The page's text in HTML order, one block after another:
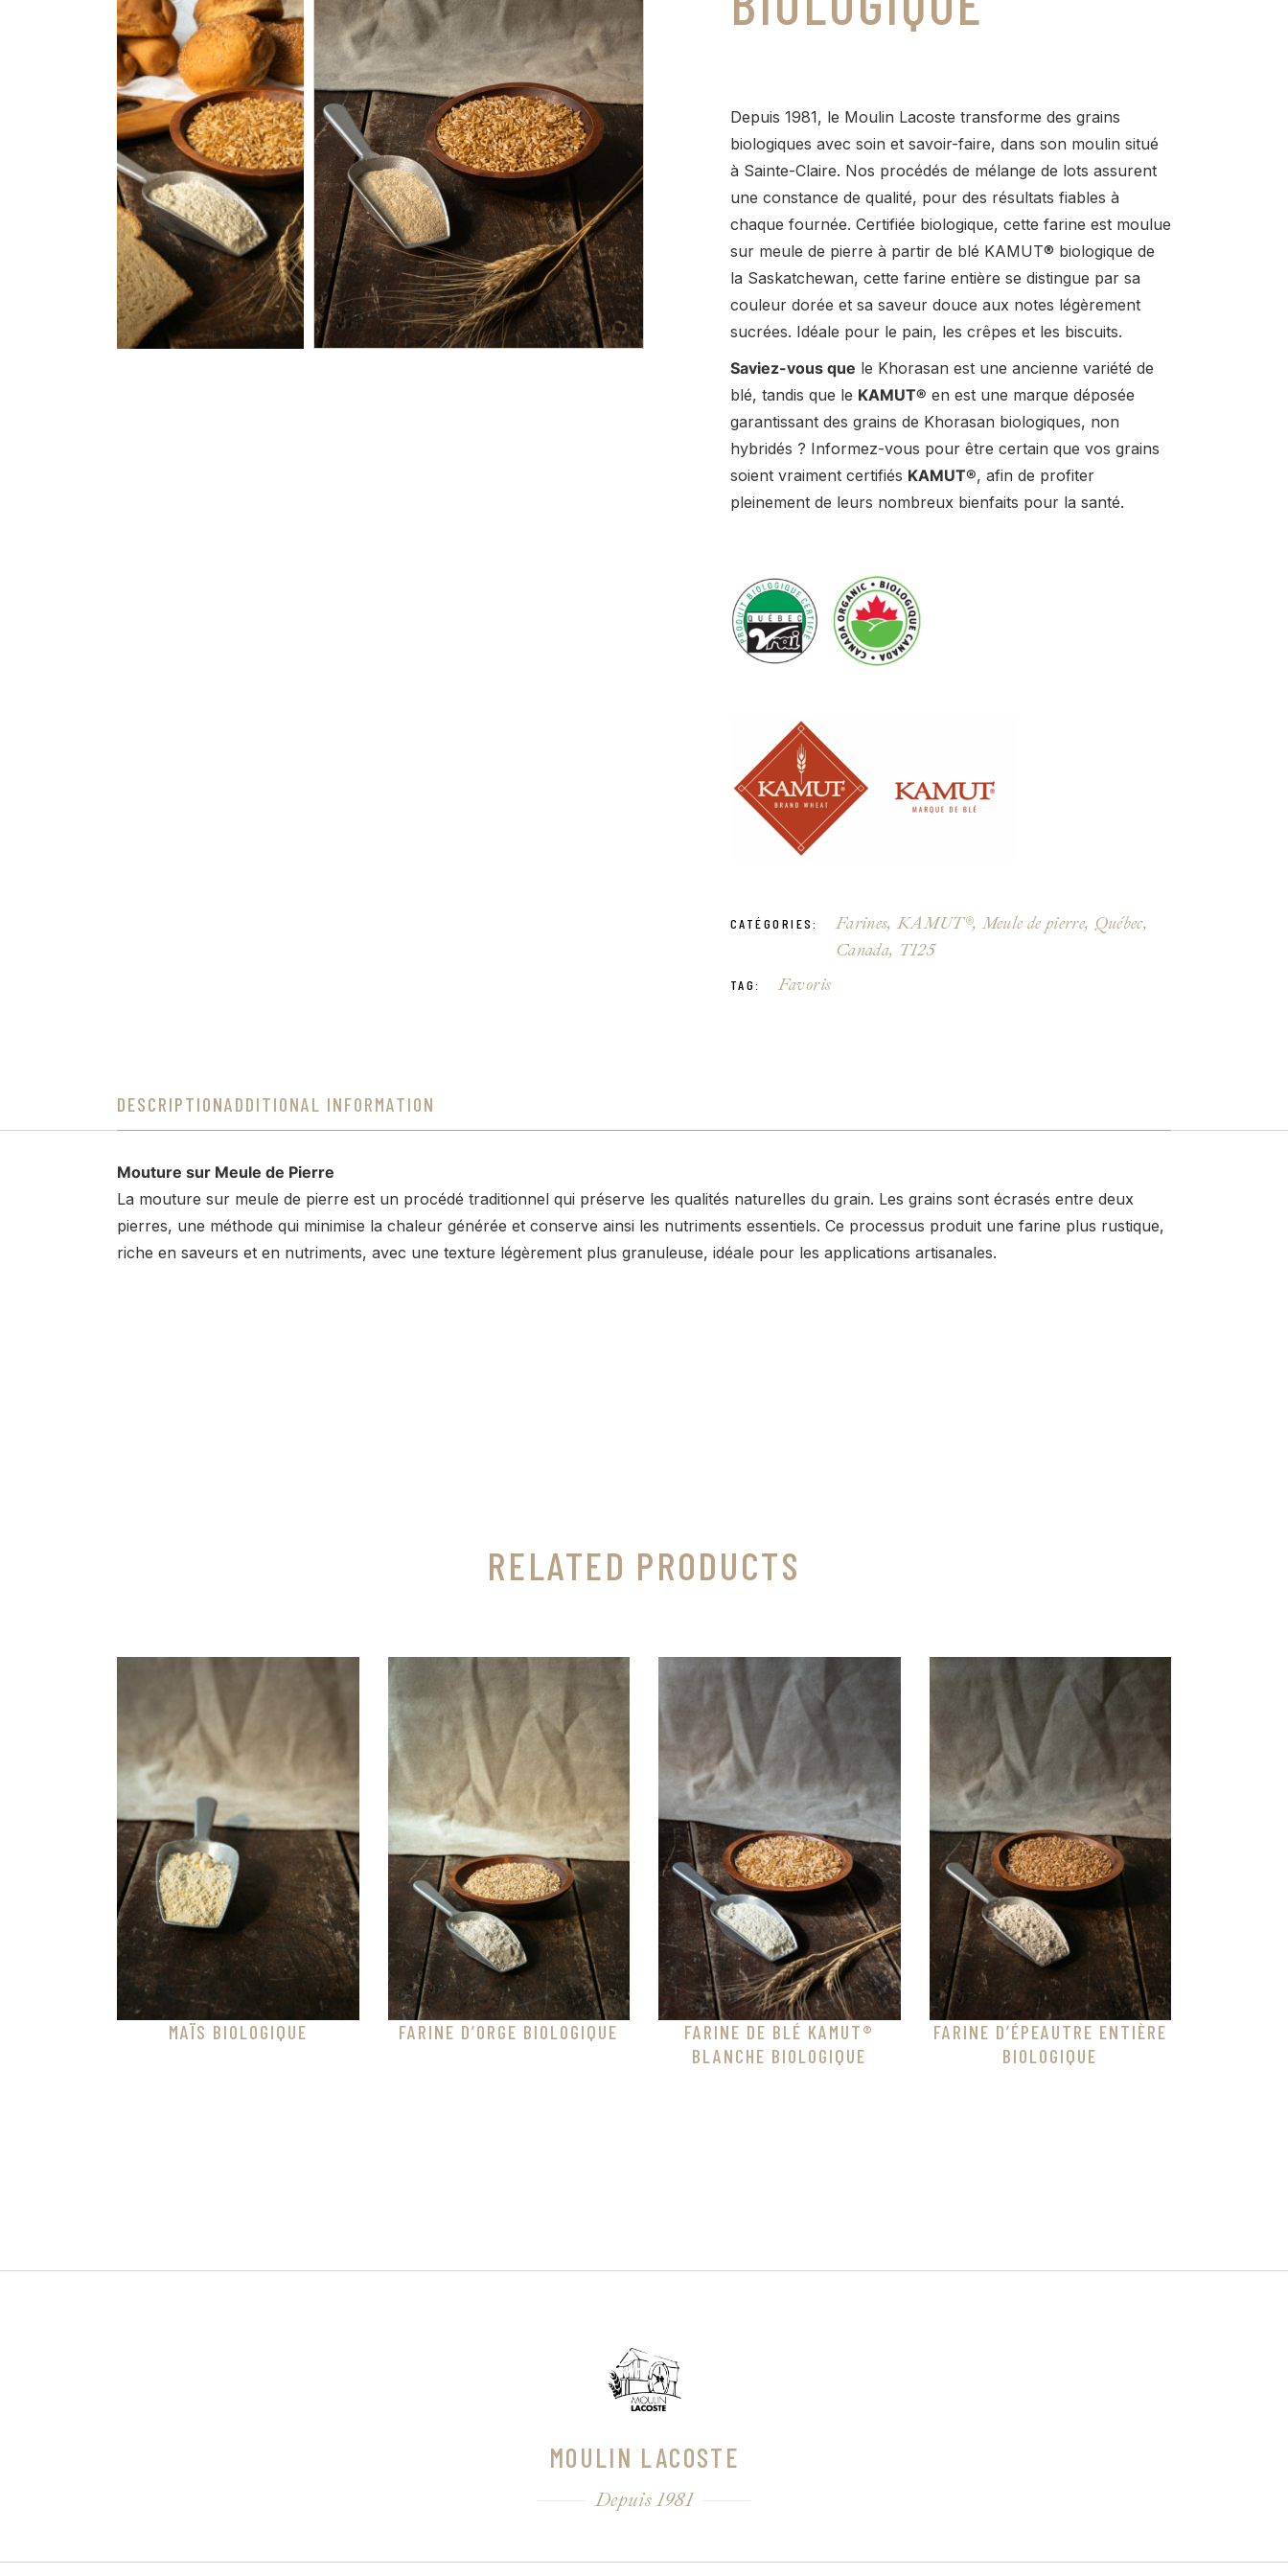
Depuis 1981, le Moulin Lacoste transforme des grains
biologiques avec soin et savoir-faire, dans son moulin situé
à Sainte-Claire. Nos procédés de mélange de lots assurent
une constance de qualité, pour des résultats fiables à
chaque fournée. Certifiée biologique, cette farine est moulue
sur meule de pierre à partir de blé KAMUT® biologique de
la Saskatchewan, cette farine entière se distingue par sa
couleur dorée et sa saveur douce aux notes légèrement
sucrées. Idéale pour le pain, les crêpes et les biscuits.
Saviez-vous que le Khorasan est une ancienne variété de
blé, tandis que le KAMUT® en est une marque déposée
garantissant des grains de Khorasan biologiques, non
hybridés ? Informez-vous pour être certain que vos grains
soient vraiment certifiés KAMUT®, afin de profiter
pleinement de leurs nombreux bienfaits pour la santé.
CATÉGORIES: Farines,KAMUT®,Meule de pierre, Québec,
Canada, T125
TAG: Favoris
DESCRIPTIONADDITIONAL INFORMATION
Mouture sur Meule de Pierre
La mouture sur meule de pierre est un procédé traditionnel qui préserve les qualités naturelles du grain. Les grains sont écrasés entre deux
pierres, une méthode qui minimise la chaleur générée et conserve ainsi les nutriments essentiels. Ce processus produit une farine plus rustique,
riche en saveurs et en nutriments, avec une texture légèrement plus granuleuse, idéale pour les applications artisanales.
RELATED PRODUCTS
MAÏS BIOLOGIQUE FARINE D’ORGE BIOLOGIQUE
FARINE DE BLÉ KAMUT®
BLANCHE BIOLOGIQUE
FARINE D’ÉPEAUTRE ENTIÈRE
BIOLOGIQUE
MOULIN LACOSTE
Depuis 1981